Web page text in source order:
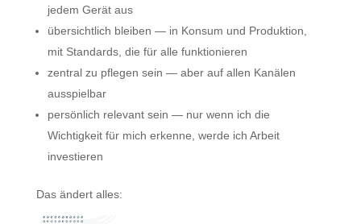
jedem Gerät aus
übersichtlich bleiben — in Konsum und Produktion,
mit Standards, die für alle funktionieren
zentral zu pflegen sein — aber auf allen Kanälen
ausspielbar
persönlich relevant sein — nur wenn ich die
Wichtigkeit für mich erkenne, werde ich Arbeit
investieren
Das ändert alles: